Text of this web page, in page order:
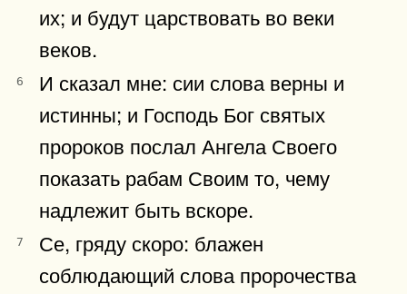
их; и будут царствовать во веки
веков.
6
И сказал мне: сии слова верны и
истинны; и Господь Бог святых
пророков послал Ангела Своего
показать рабам Своим то, чему
надлежит быть вскоре.
7
Се, гряду скоро: блажен
соблюдающий слова пророчества